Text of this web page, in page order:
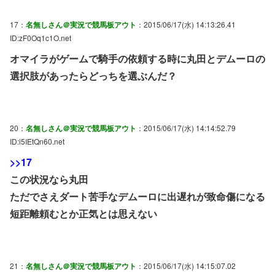
17： 名無しさん＠実況で競馬板アウト ：2015/06/17(水) 14:13:26.41
ID:zF0Oq1c1O.net
オマイラがゲームで騎手の依頼する時に丸田とデムーロの
選択肢があったらどっちを選ぶんだ？
20： 名無しさん＠実況で競馬板アウト ：2015/06/17(水) 14:14:52.79
ID:i5IEtQn60.net
>>17
この状況なら丸田
ただでさえダート苦手なデムーロに出遅れが致命傷になる
短距離頼むとか正気とは思えない
21： 名無しさん＠実況で競馬板アウト ：2015/06/17(水) 14:15:07.02